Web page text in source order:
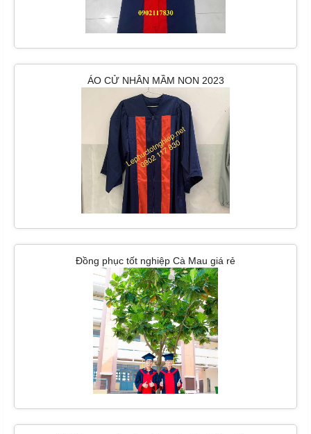
ÁO CỬ NHÂN MẦM NON 2023
Đồng phục tốt nghiệp Cà Mau giá rẻ